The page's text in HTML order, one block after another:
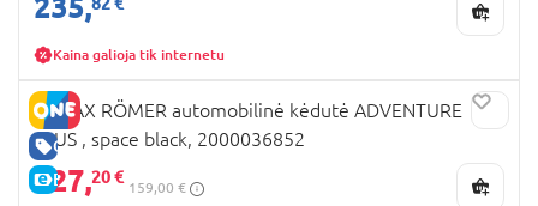
Kaina galioja tik internetu
GERA KAINA
E-KAINA
BRITAX RÖMER automobilinė kėdutė ADVENTURE
PLUS , space black, 2000036852
127,20 €
159,00 €